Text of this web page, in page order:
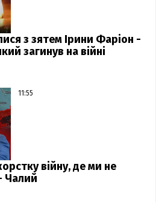
з зятем Ірини Фаріон -
загинув на війні
11:55
війну, де ми не
Чалий